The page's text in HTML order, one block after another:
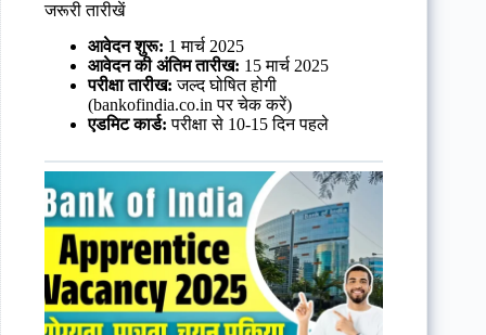
जरूरी तारीखें
आवेदन शुरू: 1 मार्च 2025
आवेदन की अंतिम तारीख: 15 मार्च 2025
परीक्षा तारीख: जल्द घोषित होगी
(bankofindia.co.in पर चेक करें)
एडमिट कार्ड: परीक्षा से 10-15 दिन पहले